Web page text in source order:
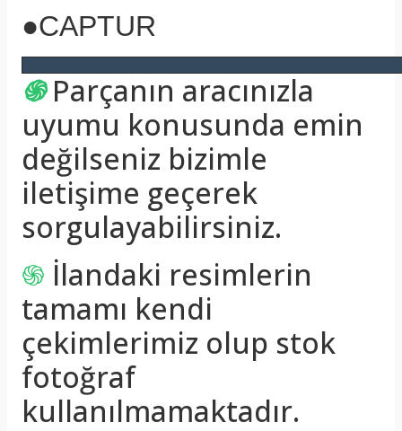
●CAPTUR
֍ Parçanın aracınızla
uyumu konusunda emin
değilseniz bizimle
iletişime geçerek
sorgulayabilirsiniz.
֍ İlandaki resimlerin
tamamı kendi
çekimlerimiz olup stok
fotoğraf
kullanılmamaktadır.